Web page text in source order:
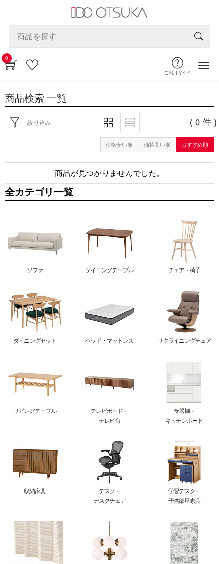
0
ご利用ガイド
商品検索 一覧
絞り込み ( 0 件 )
価格安い順 価格高い順 おすすめ順
商品が見つかりませんでした。
全カテゴリ一覧
ソファ ダイニングテーブル チェア・椅子
ダイニングセット ベッド・マットレス リクライニングチェア
リビングテーブル
テレビボード・
テレビ台
食器棚・
キッチンボード
収納家具
デスク・
デスクチェア
学習デスク・
子供部屋家具